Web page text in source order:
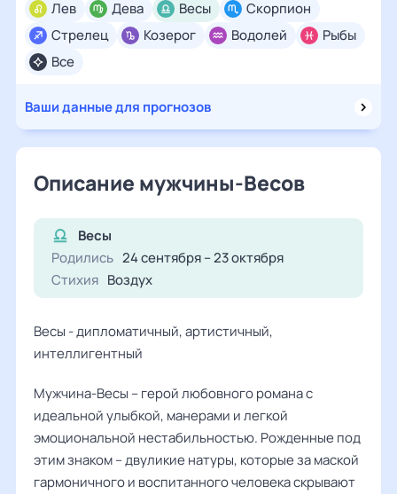
Все
Лев
Дева Весы
Скорпион
Стрелец
Козерог Водолей Рыбы
Ваши данные для прогнозов
Описание мужчины-Весов
Весы
Родились 24 сентября – 23 октября
Стихия Воздух
Весы - дипломатичный, артистичный,
интеллигентный
Мужчина-Весы – герой любовного романа с
идеальной улыбкой, манерами и легкой
эмоциональной нестабильностью. Рожденные под
этим знаком – двуликие натуры, которые за маской
гармоничного и воспитанного человека скрывают